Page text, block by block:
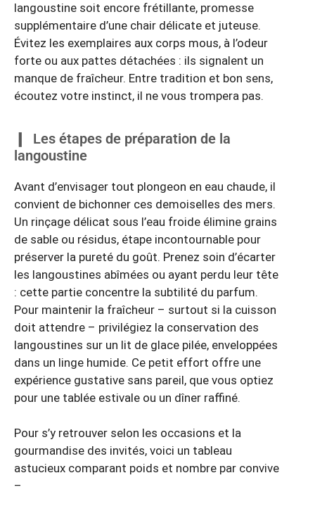
langoustine soit encore frétillante, promesse
supplémentaire d’une chair délicate et juteuse.
Évitez les exemplaires aux corps mous, à l’odeur
forte ou aux pattes détachées : ils signalent un
manque de fraîcheur. Entre tradition et bon sens,
écoutez votre instinct, il ne vous trompera pas.
Les étapes de préparation de la
langoustine
Avant d’envisager tout plongeon en eau chaude, il
convient de bichonner ces demoiselles des mers.
Un rinçage délicat sous l’eau froide élimine grains
de sable ou résidus, étape incontournable pour
préserver la pureté du goût. Prenez soin d’écarter
les langoustines abîmées ou ayant perdu leur tête
: cette partie concentre la subtilité du parfum.
Pour maintenir la fraîcheur – surtout si la cuisson
doit attendre – privilégiez la conservation des
langoustines sur un lit de glace pilée, enveloppées
dans un linge humide. Ce petit effort offre une
expérience gustative sans pareil, que vous optiez
pour une tablée estivale ou un dîner raffiné.
Pour s’y retrouver selon les occasions et la
gourmandise des invités, voici un tableau
astucieux comparant poids et nombre par convive
–